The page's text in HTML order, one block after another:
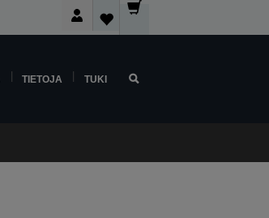
TIETOJA TUKI